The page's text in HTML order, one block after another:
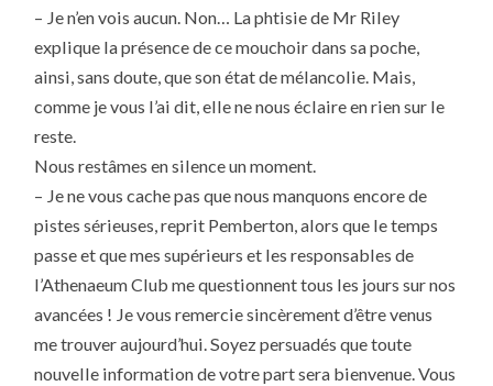
– Je n’en vois aucun. Non… La phtisie de Mr Riley
explique la présence de ce mouchoir dans sa poche,
ainsi, sans doute, que son état de mélancolie. Mais,
comme je vous l’ai dit, elle ne nous éclaire en rien sur le
reste.
Nous restâmes en silence un moment.
– Je ne vous cache pas que nous manquons encore de
pistes sérieuses, reprit Pemberton, alors que le temps
passe et que mes supérieurs et les responsables de
l’Athenaeum Club me questionnent tous les jours sur nos
avancées ! Je vous remercie sincèrement d’être venus
me trouver aujourd’hui. Soyez persuadés que toute
nouvelle information de votre part sera bienvenue. Vous